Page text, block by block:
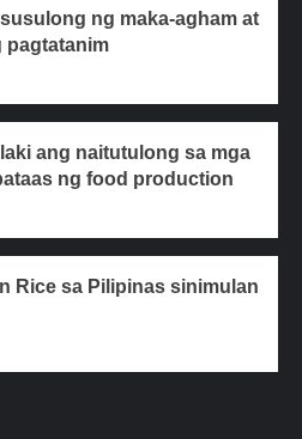
ng maka-agham at
pagtatanim
ang naitutulong sa mga
ng food production
Rice sa Pilipinas sinimulan